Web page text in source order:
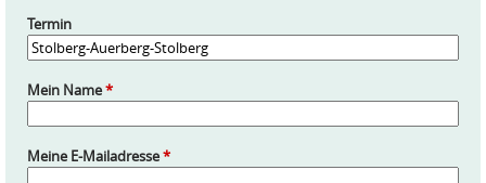
Termin
Mein Name*
Meine E-Mailadresse*